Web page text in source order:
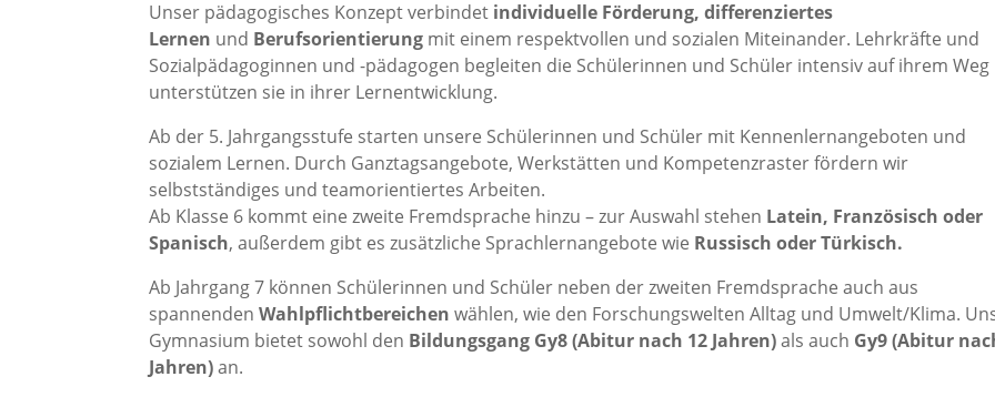
Unser pädagogisches Konzept verbindet individuelle Förderung, differenziertes
Lernen und Berufsorientierung mit einem respektvollen und sozialen Miteinander. Lehrkräfte und
Sozialpädagoginnen und -pädagogen begleiten die Schülerinnen und Schüler intensiv auf ihrem
unterstützen sie in ihrer Lernentwicklung.
Ab der 5. Jahrgangsstufe starten unsere Schülerinnen und Schüler mit Kennenlernangeboten und
sozialem Lernen. Durch Ganztagsangebote, Werkstätten und Kompetenzraster fördern wir
selbstständiges und teamorientiertes Arbeiten.
Ab Klasse 6 kommt eine zweite Fremdsprache hinzu – zur Auswahl stehen Latein, Französisch oder
Spanisch, außerdem gibt es zusätzliche Sprachlernangebote wie Russisch oder Türkisch.
Ab Jahrgang 7 können Schülerinnen und Schüler neben der zweiten Fremdsprache auch aus
spannendenWahlpflichtbereichen wählen, wie den Forschungswelten Alltag und Umwelt/Klima.
Gymnasium bietet sowohl den Bildungsgang Gy8 (Abitur nach 12 Jahren)als auch Gy9 (Abitur
Jahren)an.